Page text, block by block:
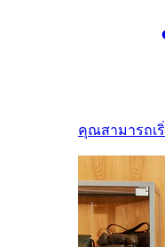
คุณสามารถเ